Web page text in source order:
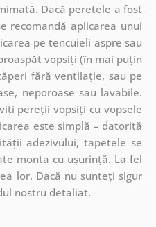
Dacă peretele a fost
recomandă aplicarea unui
pe tencuieli aspre sau
vopsiți (în mai puțin
fără ventilație, sau pe
neporoase sau lavabile.
pereții vopsiți cu vopsele
este simplă – datorită
adezivului, tapetele se
monta cu ușurință. La fel
lor. Dacă nu sunteți sigur
nostru detaliat.